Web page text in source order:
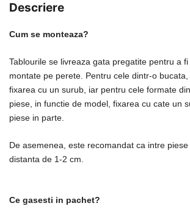
Descriere
Cum se monteaza?
Tablourile se livreaza gata pregatite pentru a
montate pe perete. Pentru cele dintr-o
fixarea cu un surub, iar pentru cele formate
piese, in functie de model, fixarea cu cate un
piese in parte.
De asemenea, este recomandat ca intre
distanta de 1-2 cm.
Ce gasesti in pachet?